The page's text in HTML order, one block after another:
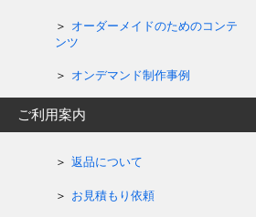
オーダーメイドのためのコンテ
ンツ
オンデマンド制作事例
ご利用案内
返品について
お見積もり依頼